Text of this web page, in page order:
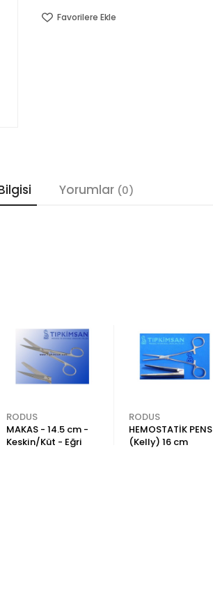
Favorilere Ekle
Yorumlar (0)
RODUS
MAKAS - 14.5 cm -
Keskin/Küt - Eğri
RODUS
HEMOSTATİK PENS
(Kelly) 16 cm